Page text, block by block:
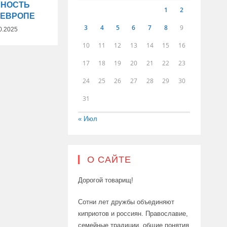
1 2
3 4 5 6 7 8 9
10 11 12 13 14 15 16
17 18 19 20 21 22 23
24 25 26 27 28 29 30
31
« Июл
О САЙТЕ
Дорогой товарищ!
Сотни лет дружбы объединяют
киприотов и россиян. Православие,
семейные традиции, общие понятия